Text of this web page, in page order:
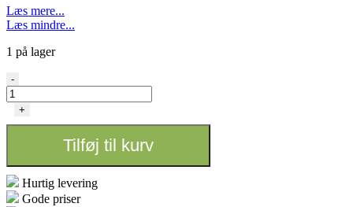
Læs mere...
Læs mindre...
1 på lager
Alien
RDWC
antal
-
+
Tilføj til kurv
Hurtig levering
Gode priser